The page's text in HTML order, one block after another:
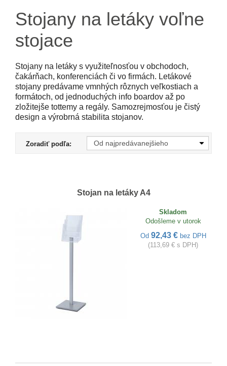
Stojany na letáky voľne
stojace
Stojany na letáky s využiteľnosťou v obchodoch,
čakárňach, konferenciách či vo firmách. Letákové
stojany predávame vmnhých rôznych veľkostiach a
formátoch, od jednoduchých info boardov až po
zložitejše tottemy a regály. Samozrejmosťou je čistý
design a výrobrná stabilita stojanov.
Zoradiť podľa:
Stojan na letáky A4
Skladom
Odošleme v utorok
Od 92,43 € bez DPH
(113,69 € s DPH)